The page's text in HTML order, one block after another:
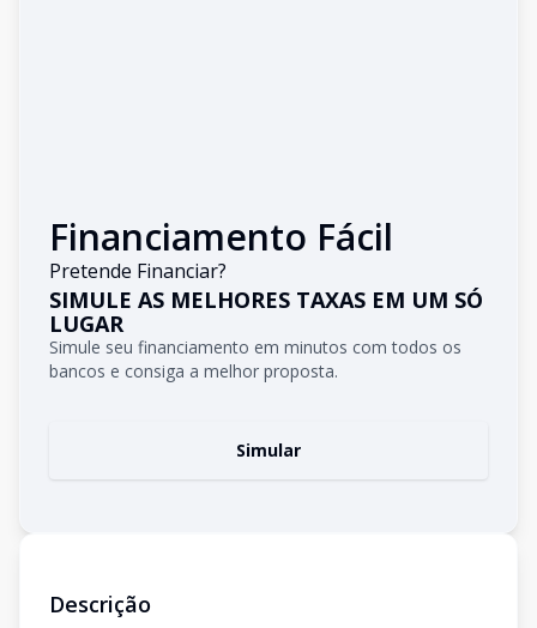
Financiamento Fácil
Pretende Financiar?
SIMULE AS MELHORES TAXAS EM UM SÓ
LUGAR
Simule seu financiamento em minutos com todos os
bancos e consiga a melhor proposta.
Simular
Descrição